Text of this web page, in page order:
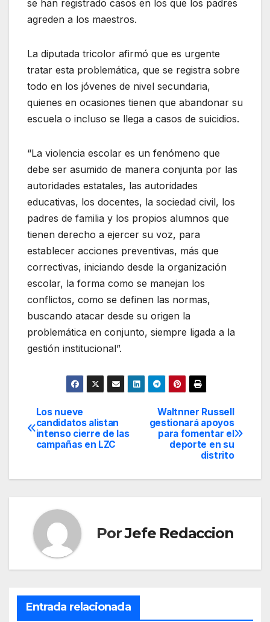
se han registrado casos en los que los padres
agreden a los maestros.
La diputada tricolor afirmó que es urgente
tratar esta problemática, que se registra sobre
todo en los jóvenes de nivel secundaria,
quienes en ocasiones tienen que abandonar su
escuela o incluso se llega a casos de suicidios.
“La violencia escolar es un fenómeno que
debe ser asumido de manera conjunta por las
autoridades estatales, las autoridades
educativas, los docentes, la sociedad civil, los
padres de familia y los propios alumnos que
tienen derecho a ejercer su voz, para
establecer acciones preventivas, más que
correctivas, iniciando desde la organización
escolar, la forma como se manejan los
conflictos, como se definen las normas,
buscando atacar desde su origen la
problemática en conjunto, siempre ligada a la
gestión institucional”.
Navegación
de
Waltnner Russell
gestionará apoyos
para fomentar el
deporte en su
distrito
Los nueve
candidatos alistan
intenso cierre de las
campañas en LZC
PorJefe Redaccion
Entrada relacionada